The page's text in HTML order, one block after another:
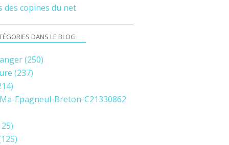
des copines du net
DANS LE BLOG
(250)
(237)
Epagneul-Breton-C21330862